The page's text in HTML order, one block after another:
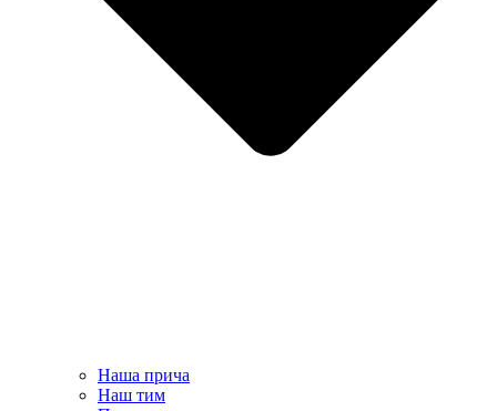
Наша прича
Наш тим